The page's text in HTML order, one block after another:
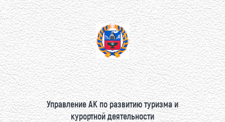
Управление АК по развитию туризма и
курортной деятельности